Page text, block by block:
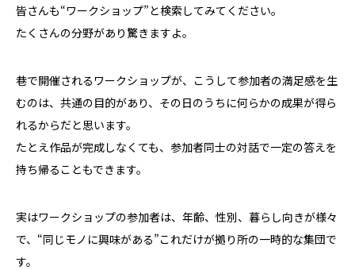
皆さんも“ワークショップ”と検索してみてください。
たくさんの分野があり驚きますよ。
巷で開催されるワークショップが、こうして参加者の満足感を生
むのは、共通の目的があり、その日のうちに何らかの成果が得ら
れるからだと思います。
たとえ作品が完成しなくても、参加者同士の対話で一定の答えを
持ち帰ることもできます。
実はワークショップの参加者は、年齢、性別、暮らし向きが様々
で、“同じモノに興味がある”これだけが拠り所の一時的な集団で
す。